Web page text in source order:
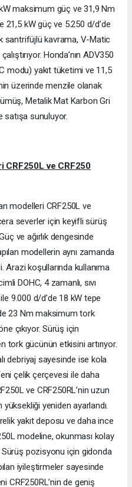
maksimum güç ve 31,9 Nm
21,5 kW güç ve 5.250 d/d’de
santrifüjlü kavrama, V-Matic
Honda’nın ADV350
modu) yakıt tüketimi ve 11,5
üzerinde menzile olanak
Metalik Mat Karbon Gri
satışa sunuluyor.
ve CRF250
modelleri CRF250L ve
severler için keyifli sürüş
ve ağırlık dengesinde
modellerin aynı zamanda
koşullarında kullanıma
DOHC, 4 zamanlı, sıvı
9.000 d/d’de 18 kW tepe
23 Nm maksimum tork
çıkıyor. Sürüş için
tork gücünün etkisini artırıyor.
debriyaj sayesinde ise kola
çelik çerçevesi ile daha
ve CRF250RL’nin uzun
yeniden ayarlandı.
yakıt deposu ve daha ince
modeline, okunması kolay
Sürüş pozisyonu için gidonda
iyileştirmeler sayesinde
CRF250RL’nin de geniş